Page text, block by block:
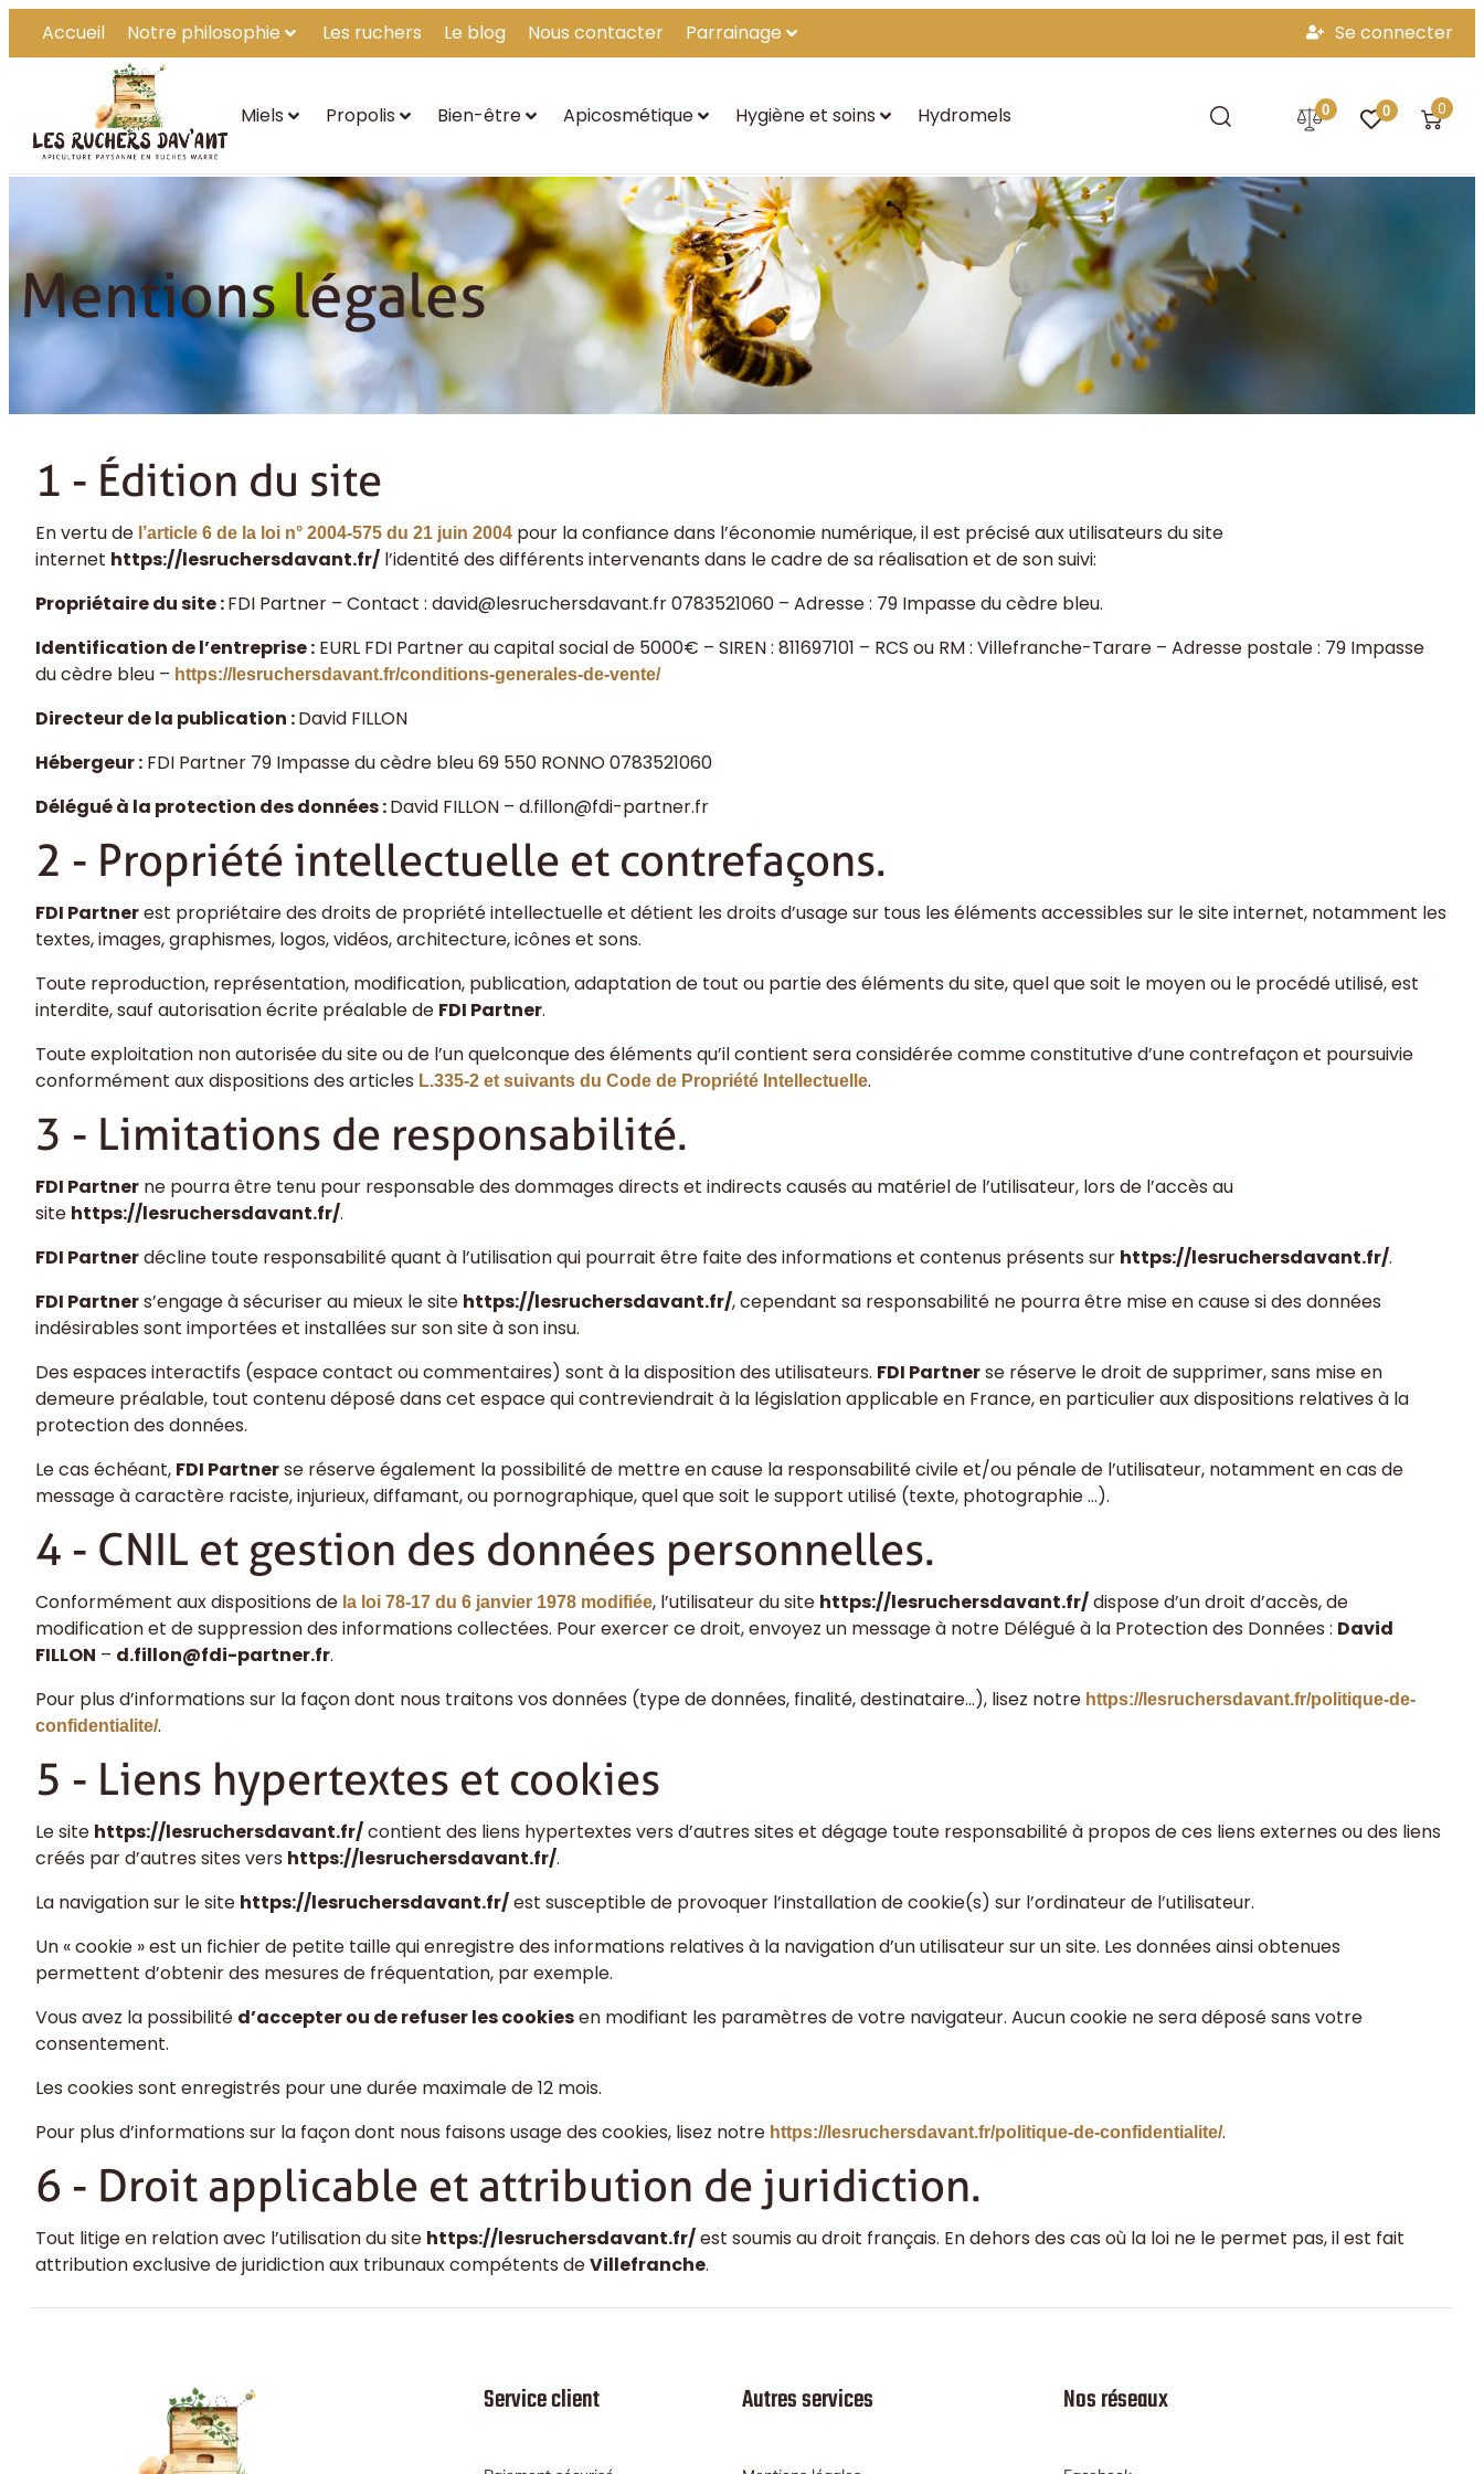
Accueil Notre philosophie Les ruchers Le blog Nous contacter Parrainage Se connecter
Miels Propolis Bien-être Apicosmétique Hygiène et soins Hydromels 0 0 0
Mentions légales
Mentions légales
1 - Édition du site
En vertu de l’article 6 de la loi n° 2004-575 du 21 juin 2004 pour la confiance dans l’économie numérique, il est précisé aux utilisateurs du site
internet https://lesruchersdavant.fr/ l’identité des différents intervenants dans le cadre de sa réalisation et de son suivi:
Propriétaire du site :FDI Partner – Contact : david@lesruchersdavant.fr0783521060 – Adresse : 79 Impasse du cèdre bleu.
Identification de l’entreprise : EURL FDI Partnerau capital social de 5000€ – SIREN : 811697101 – RCS ou RM : Villefranche-Tarare – Adresse postale : 79 Impasse
du cèdre bleu – https://lesruchersdavant.fr/conditions-generales-de-vente/
Directeur de la publication :David FILLON
Hébergeur : FDI Partner 79 Impasse du cèdre bleu 69 550 RONNO0783521060
Délégué à la protection des données :David FILLON – d.fillon@fdi-partner.fr
2 - Propriété intellectuelle et contrefaçons.
FDI Partnerest propriétaire des droits de propriété intellectuelle et détient les droits d’usage sur tous les éléments accessibles sur le site internet, notamment les
textes, images, graphismes, logos, vidéos, architecture, icônes et sons.
Toute reproduction, représentation, modification, publication, adaptation de tout ou partie des éléments du site, quel que soit le moyen ou le procédé utilisé, est
interdite, sauf autorisation écrite préalable de FDI Partner.
Toute exploitation non autorisée du site ou de l’un quelconque des éléments qu’il contient sera considérée comme constitutive d’une contrefaçon et poursuivie
conformément aux dispositions des articles L.335-2 et suivants du Code de Propriété Intellectuelle.
3 - Limitations de responsabilité.
FDI Partner ne pourra être tenu pour responsable des dommages directs et indirects causés au matériel de l’utilisateur, lors de l’accès au
site https://lesruchersdavant.fr/.
FDI Partnerdécline toute responsabilité quant à l’utilisation qui pourrait être faite des informations et contenus présents sur https://lesruchersdavant.fr/.
FDI Partners’engage à sécuriser au mieux le site https://lesruchersdavant.fr/, cependant sa responsabilité ne pourra être mise en cause si des données
indésirables sont importées et installées sur son site à son insu.
Des espaces interactifs (espace contact ou commentaires) sont à la disposition des utilisateurs. FDI Partnerse réserve le droit de supprimer, sans mise en
demeure préalable, tout contenu déposé dans cet espace qui contreviendrait à la législation applicable en France, en particulier aux dispositions relatives à la
protection des données.
Le cas échéant, FDI Partnerse réserve également la possibilité de mettre en cause la responsabilité civile et/ou pénale de l’utilisateur, notamment en cas de
message à caractère raciste, injurieux, diffamant, ou pornographique, quel que soit le support utilisé (texte, photographie …).
4 - CNIL et gestion des données personnelles.
Conformément aux dispositions de la loi 78-17 du 6 janvier 1978 modifiée, l’utilisateur du site https://lesruchersdavant.fr/dispose d’un droit d’accès, de
modification et de suppression des informations collectées. Pour exercer ce droit, envoyez un message à notre Délégué à la Protection des Données : David
FILLON – d.fillon@fdi-partner.fr.
Pour plus d’informations sur la façon dont nous traitons vos données (type de données, finalité, destinataire…), lisez notre https://lesruchersdavant.fr/politique-de-
confidentialite/.
5 - Liens hypertextes et cookies
Le site https://lesruchersdavant.fr/contient des liens hypertextes vers d’autres sites et dégage toute responsabilité à propos de ces liens externes ou des liens
créés par d’autres sites vers https://lesruchersdavant.fr/.
La navigation sur le site https://lesruchersdavant.fr/est susceptible de provoquer l’installation de cookie(s) sur l’ordinateur de l’utilisateur.
Un « cookie » est un fichier de petite taille qui enregistre des informations relatives à la navigation d’un utilisateur sur un site. Les données ainsi obtenues
permettent d’obtenir des mesures de fréquentation, par exemple.
Vous avez la possibilité d’accepter ou de refuser les cookiesen modifiant les paramètres de votre navigateur. Aucun cookie ne sera déposé sans votre
consentement.
Les cookies sont enregistrés pour une durée maximale de12 mois.
Pour plus d’informations sur la façon dont nous faisons usage des cookies, lisez notre https://lesruchersdavant.fr/politique-de-confidentialite/.
6 - Droit applicable et attribution de juridiction.
Tout litige en relation avec l’utilisation du site https://lesruchersdavant.fr/est soumis au droit français. En dehors des cas où la loi ne le permet pas, il est fait
attribution exclusive de juridiction aux tribunaux compétents deVillefranche.
Service client Autres services Nos réseaux